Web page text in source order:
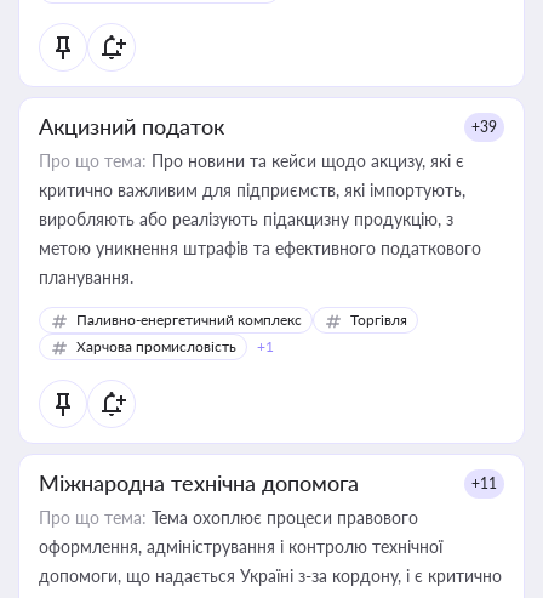
Акцизний податок +39
Про що тема: Про новини та кейси щодо акцизу, які є
критично важливим для підприємств, які імпортують,
виробляють або реалізують підакцизну продукцію, з
метою уникнення штрафів та ефективного податкового
планування.
Паливно-енергетичний комплекс
Торгівля
Харчова промисловість
+1
Міжнародна технічна допомога +11
Про що тема: Тема охоплює процеси правового
оформлення, адміністрування і контролю технічної
допомоги, що надається Україні з-за кордону, і є критично